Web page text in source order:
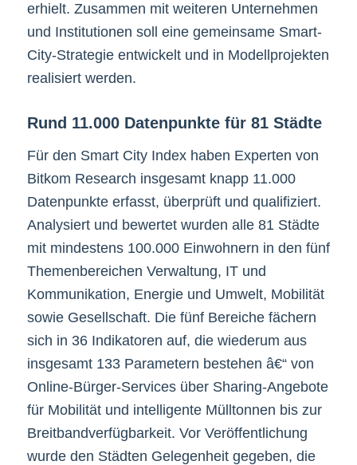
erhielt. Zusammen mit weiteren Unternehmen
und Institutionen soll eine gemeinsame Smart-
City-Strategie entwickelt und in Modellprojekten
realisiert werden.
Rund 11.000 Datenpunkte für 81 Städte
Für den Smart City Index haben Experten von
Bitkom Research insgesamt knapp 11.000
Datenpunkte erfasst, überprüft und qualifiziert.
Analysiert und bewertet wurden alle 81 Städte
mit mindestens 100.000 Einwohnern in den fünf
Themenbereichen Verwaltung, IT und
Kommunikation, Energie und Umwelt, Mobilität
sowie Gesellschaft. Die fünf Bereiche fächern
sich in 36 Indikatoren auf, die wiederum aus
insgesamt 133 Parametern bestehen â€“ von
Online-Bürger-Services über Sharing-Angebote
für Mobilität und intelligente Mülltonnen bis zur
Breitbandverfügbarkeit. Vor Veröffentlichung
wurde den Städten Gelegenheit gegeben, die